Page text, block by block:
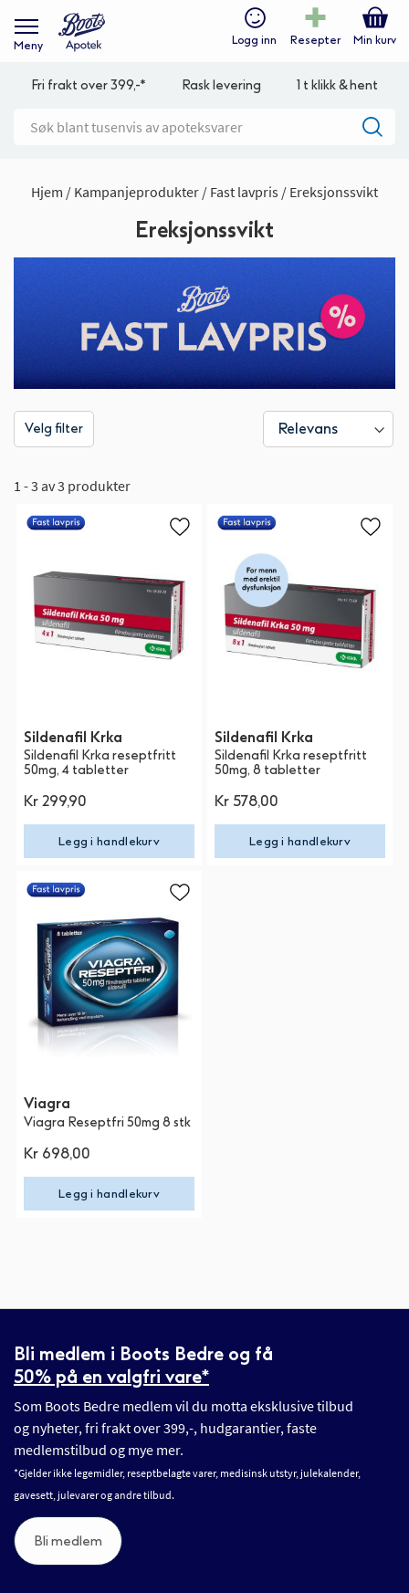
Meny Logg inn Resepter Min kurv
Fri frakt over 399,-* Rask levering 1 t klikk & hent
Hjem Kampanjeprodukter Fast lavpris Ereksjonssvikt
Ereksjonssvikt
Velg filter
1 - 3 av 3 produkter
Sildenafil Krka
Sildenafil Krka reseptfritt
50mg, 4 tabletter
Kr 299,90
Legg i handlekurv
Sildenafil Krka
Sildenafil Krka reseptfritt
50mg, 8 tabletter
Kr 578,00
Legg i handlekurv
Viagra
Viagra Reseptfri 50mg 8 stk
Kr 698,00
Legg i handlekurv
Bli medlem i Boots Bedre og få
50% på en valgfri vare*
Som Boots Bedre medlem vil du motta eksklusive tilbud
og nyheter, fri frakt over 399,-, hudgarantier, faste
medlemstilbud og mye mer.
*Gjelder ikke legemidler, reseptbelagte varer, medisinsk utstyr, julekalender,
gavesett, julevarer og andre tilbud.
Bli medlem